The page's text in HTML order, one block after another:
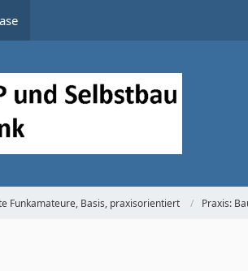
Funkamateure, Basis, praxisorientiert Praxis: